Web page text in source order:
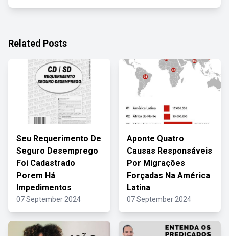
Related Posts
Seu Requerimento De
Seguro Desemprego
Foi Cadastrado
Porem Há
Impedimentos
07 September 2024
Aponte Quatro
Causas Responsáveis
Por Migrações
Forçadas Na América
Latina
07 September 2024